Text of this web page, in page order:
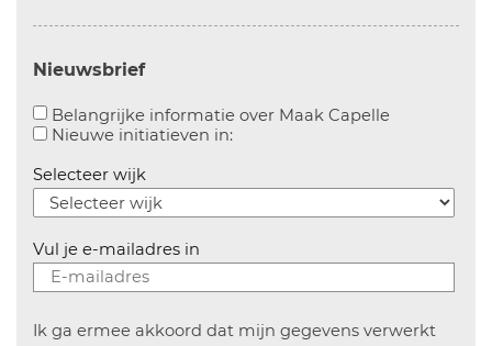
Nieuwsbrief
Belangrijke informatie over Maak CapelleAanvinken
Nieuwe initiatieven in:Aanvinken om informatie over
Selecteer wijk
Vul je e-mailadres in
Ik ga ermee akkoord dat mijn gegevens verwerkt